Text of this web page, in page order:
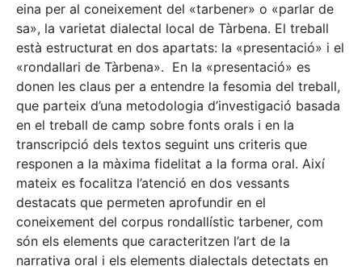
eina per al coneixement del «tarbener» o «parlar de
sa», la varietat dialectal local de Tàrbena. El treball
està estructurat en dos apartats: la «presentació» i el
«rondallari de Tàrbena». En la «presentació» es
donen les claus per a entendre la fesomia del treball,
que parteix d’una metodologia d’investigació basada
en el treball de camp sobre fonts orals i en la
transcripció dels textos seguint uns criteris que
responen a la màxima fidelitat a la forma oral. Així
mateix es focalitza l’atenció en dos vessants
destacats que permeten aprofundir en el
coneixement del corpus rondallístic tarbener, com
són els elements que caracteritzen l’art de la
narrativa oral i els elements dialectals detectats en